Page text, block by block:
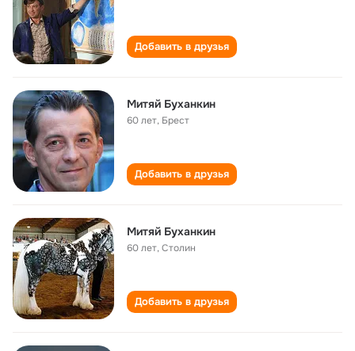
Добавить в друзья
Митяй Буханкин
60 лет, Брест
Добавить в друзья
Митяй Буханкин
60 лет,Столин
Добавить в друзья